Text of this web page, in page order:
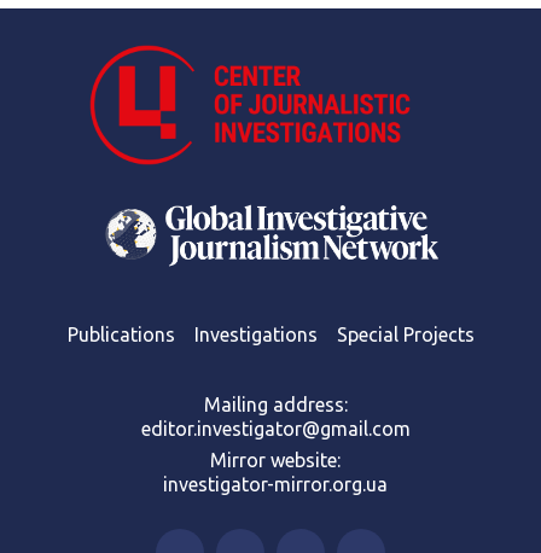
Publications Investigations Special Projects
Mailing address:
editor.investigator@gmail.com
Mirror website:
investigator-mirror.org.ua